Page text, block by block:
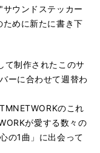
ウンドステッカー
ために新たに書き下
て制作されたこのサ
ーに合わせて週替わ
のこれ
が愛する数々の
の1曲」に出会って